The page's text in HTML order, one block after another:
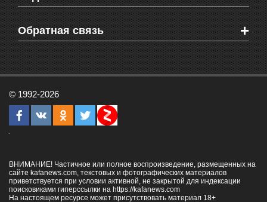
Здоровье
СМС мнения читателей
Блоги феодосийцев
Школы Феодосии
Печатная версия газеты "Кафа"
RSS
Обратная связь +
Рекламодателям
Контактная информация
© 1992-2026
ВНИМАНИЕ! Частичное или полное воспроизведение, размещенных на
сайте kafanews.com, текстовых и фотографических материалов
приветствуется при условии активной, не закрытой для индексации
поисковиками гиперссылки на https://kafanews.com
На настоящем ресурсе может присутствовать материал 18+